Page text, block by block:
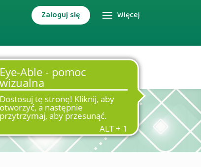
Zaloguj się Więcej
DODATKOWE USŁUGI
pomocą